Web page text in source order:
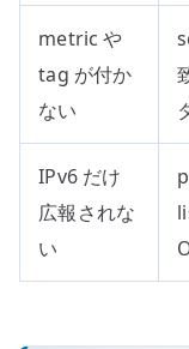
metric や
tag が付か
ない
IPv6 だけ
広報されな
い